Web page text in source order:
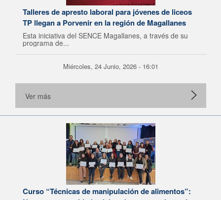
Talleres de apresto laboral para jóvenes de liceos
TP llegan a Porvenir en la región de Magallanes
Esta iniciativa del SENCE Magallanes, a través de su
programa de...
Miércoles, 24 Junio, 2026 - 16:01
Ver más
Curso “Técnicas de manipulación de alimentos”: